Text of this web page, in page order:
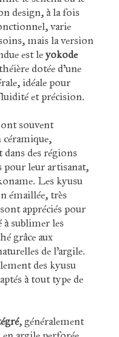
design, à la fois
varie
mais la version
est le yokode
dotée d'une
idéale pour
et précision.
souvent
céramique,
dans des régions
pour leur artisanat,
Les kyusu
émaillée, très
appréciés pour
à sublimer les
grâce aux
de l’argile.
des kyusu
à tout type de
, généralement
en argile perforée,